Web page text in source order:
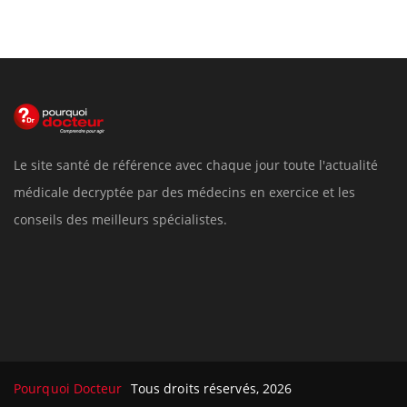
Le site santé de référence avec chaque jour toute l'actualité
médicale decryptée par des médecins en exercice et les
conseils des meilleurs spécialistes.
Pourquoi Docteur Tous droits réservés, 2026